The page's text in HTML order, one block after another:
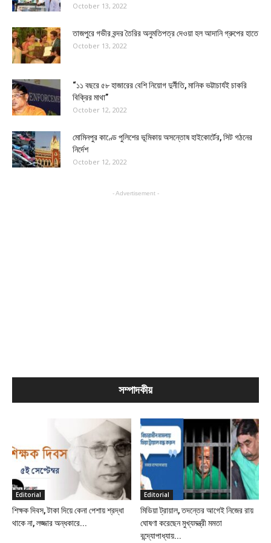
October 13, 2022
তাজপুরে গভীর বন্দর তৈরির অনুমতিপত্র দেওয়া হল আদানি গ্রুপের হাতে
October 13, 2022
“১১ বছরে ৫৮ হাজারের বেশি নিয়োগ দুর্নীতি, মানিক ভট্টাচার্যই চাকরি
বিক্রির মাথা”
October 12, 2022
মোমিনপুর কাণ্ডে পুলিশের ভূমিকায় অসন্তোষ হাইকোর্টের, সিট গঠনের
নির্দেশ
October 12, 2022
- Advertisement -
সম্পাদকীয়
Editorial
শিক্ষক দিবস, টাকা দিয়ে কেনা পেশায় শ্রদ্ধা
থাকে না, লজ্জার অন্ধকারে...
Editorial
মিডিয়া ট্রায়াল, তদন্তের আগেই নিজের রায়
ঘোষণা করেছেন মুখ্যমন্ত্রী মমতা
বন্দ্যোপাধ্যায়...